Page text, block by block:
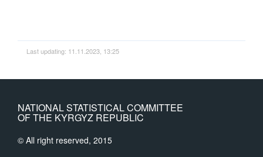
Last updating: 11.11.2023, 13:25
NATIONAL STATISTICAL COMMITTEE
OF THE KYRGYZ REPUBLIC
© All right reserved, 2015